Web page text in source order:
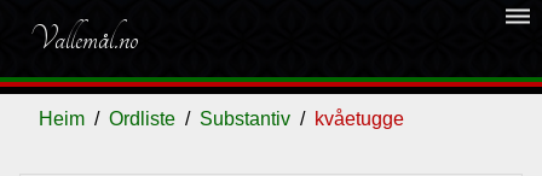
Vallemål.no
dehaze
Heim Ordliste Substantiv kvåetugge